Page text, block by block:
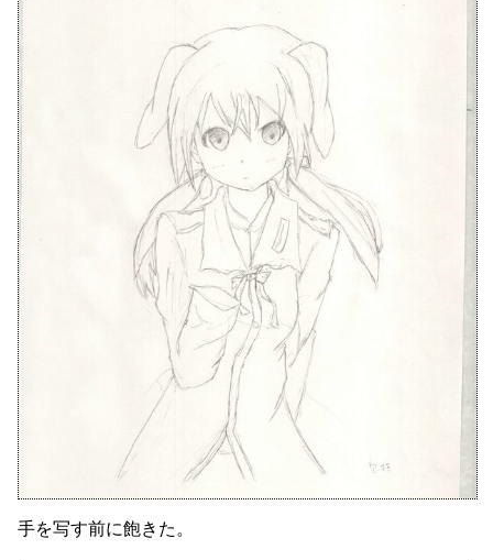
手を写す前に飽きた。